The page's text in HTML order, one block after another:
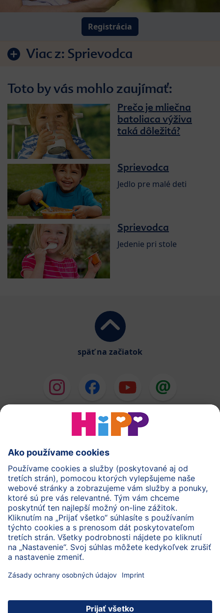
Registrácia
Viac z: Sprievodca
Toto by vás mohlo zaujímať:
Prečo je mliečna
batoliaca výživa
taká dôležitá?
Sprievodca
Jedlo pre malé deti
Sprievodca
Jedenie pri stole
späť na začiatok
HiPP Mlieka
HiPP Príkrmy
HiPP Tehotenstvo
Ochrana osobných údajov
Cookies a pravidlá používania webovej stránky
Imprint
O spoločnosti HiPP Kontakt